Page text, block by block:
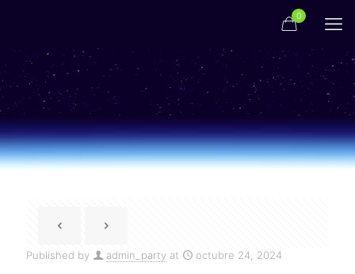
0
Published by admin_party at octubre 24, 2024